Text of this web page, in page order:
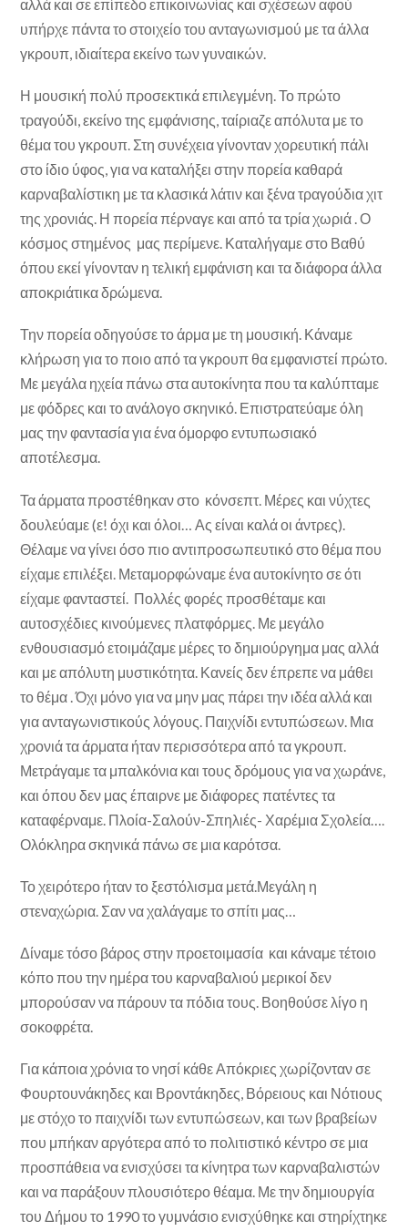
αλλά και σε επίπεδο επικοινωνίας και σχέσεων αφού
υπήρχε πάντα το στοιχείο του ανταγωνισμού με τα άλλα
γκρουπ, ιδιαίτερα εκείνο των γυναικών.
Η μουσική πολύ προσεκτικά επιλεγμένη. Το πρώτο
τραγούδι, εκείνο της εμφάνισης, ταίριαζε απόλυτα με το
θέμα του γκρουπ. Στη συνέχεια γίνονταν χορευτική πάλι
στο ίδιο ύφος, για να καταλήξει στην πορεία καθαρά
καρναβαλίστικη με τα κλασικά λάτιν και ξένα τραγούδια χιτ
της χρονιάς. Η πορεία πέρναγε και από τα τρία χωριά . Ο
κόσμος στημένος μας περίμενε. Καταλήγαμε στο Βαθύ
όπου εκεί γίνονταν η τελική εμφάνιση και τα διάφορα άλλα
αποκριάτικα δρώμενα.
Την πορεία οδηγούσε το άρμα με τη μουσική. Κάναμε
κλήρωση για το ποιο από τα γκρουπ θα εμφανιστεί πρώτο.
Με μεγάλα ηχεία πάνω στα αυτοκίνητα που τα καλύπταμε
με φόδρες και το ανάλογο σκηνικό. Επιστρατεύαμε όλη
μας την φαντασία για ένα όμορφο εντυπωσιακό
αποτέλεσμα.
Τα άρματα προστέθηκαν στο κόνσεπτ. Μέρες και νύχτες
δουλεύαμε (ε! όχι και όλοι… Ας είναι καλά οι άντρες).
Θέλαμε να γίνει όσο πιο αντιπροσωπευτικό στο θέμα που
είχαμε επιλέξει. Μεταμορφώναμε ένα αυτοκίνητο σε ότι
είχαμε φανταστεί. Πολλές φορές προσθέταμε και
αυτοσχέδιες κινούμενες πλατφόρμες. Με μεγάλο
ενθουσιασμό ετοιμάζαμε μέρες το δημιούργημα μας αλλά
και με απόλυτη μυστικότητα. Κανείς δεν έπρεπε να μάθει
το θέμα . Όχι μόνο για να μην μας πάρει την ιδέα αλλά και
για ανταγωνιστικούς λόγους. Παιχνίδι εντυπώσεων. Μια
χρονιά τα άρματα ήταν περισσότερα από τα γκρουπ.
Μετράγαμε τα μπαλκόνια και τους δρόμους για να χωράνε,
και όπου δεν μας έπαιρνε με διάφορες πατέντες τα
καταφέρναμε. Πλοία-Σαλούν-Σπηλιές- Χαρέμια Σχολεία….
Ολόκληρα σκηνικά πάνω σε μια καρότσα.
Το χειρότερο ήταν το ξεστόλισμα μετά.Μεγάλη η
στεναχώρια. Σαν να χαλάγαμε το σπίτι μας…
Δίναμε τόσο βάρος στην προετοιμασία και κάναμε τέτοιο
κόπο που την ημέρα του καρναβαλιού μερικοί δεν
μπορούσαν να πάρουν τα πόδια τους. Βοηθούσε λίγο η
σοκοφρέτα.
Για κάποια χρόνια το νησί κάθε Απόκριες χωρίζονταν σε
Φουρτουνάκηδες και Βροντάκηδες, Βόρειους και Νότιους
με στόχο το παιχνίδι των εντυπώσεων, και των βραβείων
που μπήκαν αργότερα από το πολιτιστικό κέντρο σε μια
προσπάθεια να ενισχύσει τα κίνητρα των καρναβαλιστών
και να παράξουν πλουσιότερο θέαμα. Με την δημιουργία
του Δήμου το 1990 το γυμνάσιο ενισχύθηκε και στηρίχτηκε